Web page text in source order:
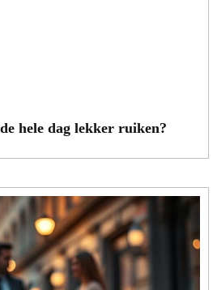
hele dag lekker ruiken?